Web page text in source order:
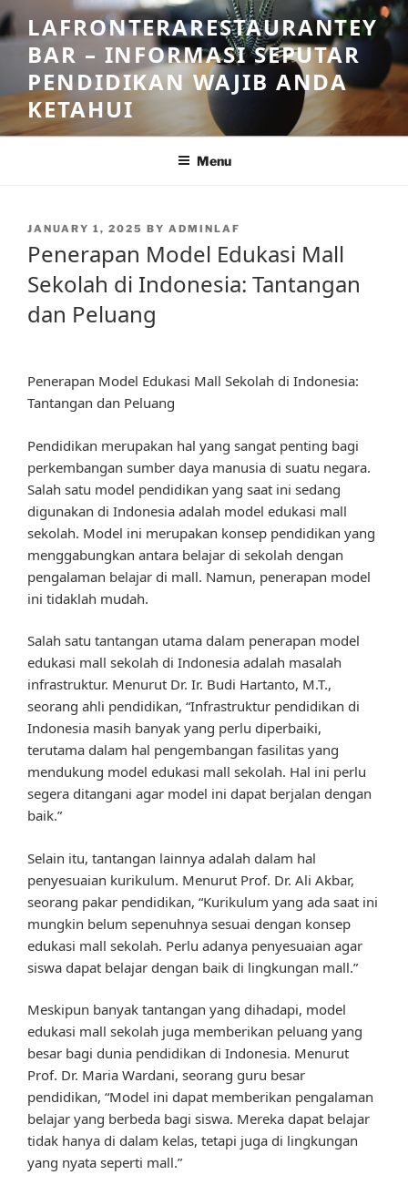
Skip
to
content
LAFRONTERARESTAURANTEY
BAR – INFORMASI SEPUTAR
PENDIDIKAN WAJIB ANDA
KETAHUI
Menu
POSTED
JANUARY 1, 2025 BY ADMINLAF
Penerapan Model Edukasi Mall
Sekolah di Indonesia: Tantangan
dan Peluang
Penerapan Model Edukasi Mall Sekolah di Indonesia:
Tantangan dan Peluang
Pendidikan merupakan hal yang sangat penting bagi
perkembangan sumber daya manusia di suatu negara.
Salah satu model pendidikan yang saat ini sedang
digunakan di Indonesia adalah model edukasi mall
sekolah. Model ini merupakan konsep pendidikan yang
menggabungkan antara belajar di sekolah dengan
pengalaman belajar di mall. Namun, penerapan model
ini tidaklah mudah.
Salah satu tantangan utama dalam penerapan model
edukasi mall sekolah di Indonesia adalah masalah
infrastruktur. Menurut Dr. Ir. Budi Hartanto, M.T.,
seorang ahli pendidikan, “Infrastruktur pendidikan di
Indonesia masih banyak yang perlu diperbaiki,
terutama dalam hal pengembangan fasilitas yang
mendukung model edukasi mall sekolah. Hal ini perlu
segera ditangani agar model ini dapat berjalan dengan
baik.”
Selain itu, tantangan lainnya adalah dalam hal
penyesuaian kurikulum. Menurut Prof. Dr. Ali Akbar,
seorang pakar pendidikan, “Kurikulum yang ada saat ini
mungkin belum sepenuhnya sesuai dengan konsep
edukasi mall sekolah. Perlu adanya penyesuaian agar
siswa dapat belajar dengan baik di lingkungan mall.”
Meskipun banyak tantangan yang dihadapi, model
edukasi mall sekolah juga memberikan peluang yang
besar bagi dunia pendidikan di Indonesia. Menurut
Prof. Dr. Maria Wardani, seorang guru besar
pendidikan, “Model ini dapat memberikan pengalaman
belajar yang berbeda bagi siswa. Mereka dapat belajar
tidak hanya di dalam kelas, tetapi juga di lingkungan
yang nyata seperti mall.”